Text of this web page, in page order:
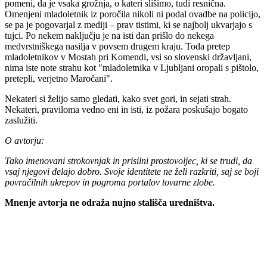
pomeni, da je vsaka grožnja, o kateri slišimo, tudi resnična.
Omenjeni mladoletnik iz poročila nikoli ni podal ovadbe na policijo,
se pa je pogovarjal z mediji – prav tistimi, ki se najbolj ukvarjajo s
tujci. Po nekem naključju je na isti dan prišlo do nekega
medvrstniškega nasilja v povsem drugem kraju. Toda pretep
mladoletnikov v Mostah pri Komendi, vsi so slovenski državljani,
nima iste note strahu kot "mladoletnika v Ljubljani oropali s pištolo,
pretepli, verjetno Maročani".
Nekateri si želijo samo gledati, kako svet gori, in sejati strah.
Nekateri, praviloma vedno eni in isti, iz požara poskušajo bogato
zaslužiti.
O avtorju:
Tako imenovani strokovnjak in prisilni prostovoljec, ki se trudi, da
vsaj njegovi delajo dobro. Svoje identitete ne želi razkriti, saj se boji
povračilnih ukrepov in pogroma portalov tovarne zlobe.
Mnenje avtorja ne odraža nujno stališča uredništva.